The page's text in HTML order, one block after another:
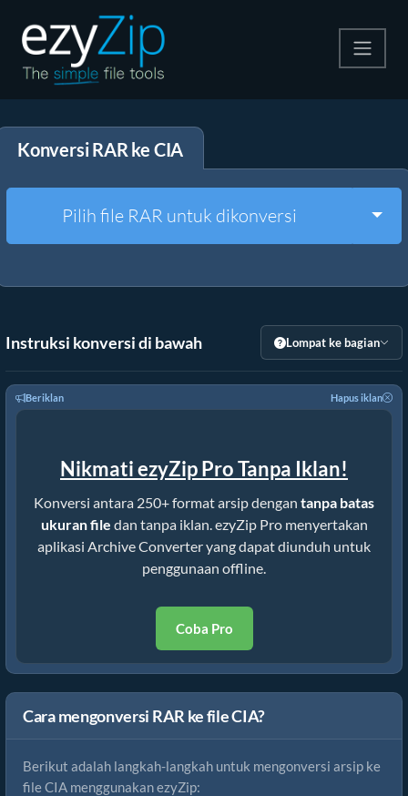
Ekstrak
Alat Lainnya
Konversi RAR ke CIA
Pilih file RAR untuk dikonversi
Instruksi konversi di bawah Lompat ke bagian
Beriklan Hapus iklan
Nikmati ezyZip Pro Tanpa Iklan!
Konversi antara 250+ format arsip dengan tanpa batas
ukuran file dan tanpa iklan. ezyZip Pro menyertakan
aplikasi Archive Converter yang dapat diunduh untuk
penggunaan offline.
Coba Pro
Cara mengonversi RAR ke file CIA?
Berikut adalah langkah-langkah untuk mengonversi arsip ke
file CIA menggunakan ezyZip: